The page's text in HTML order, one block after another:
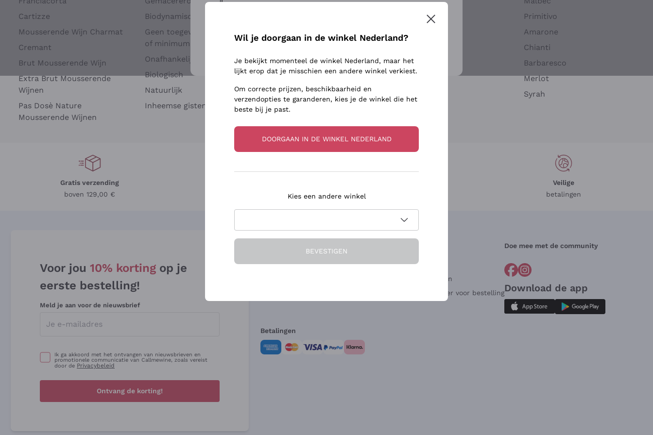
Cartizze
Mousserende Wijn Charmat
Cremant
Brut Mousserende Wijn
Extra Brut Mousserende
Wijnen
Pas Dosè Nature
Mousserende Wijnen
Biodynamisch
Geen toegevoegde sulfieten
of minimum
Onafhankelijke Wijnbouwers
Biologisch
Natuurlijk
Inheemse gisten
Argiolas
Ca' dei Frati
Chardonnay
Sauvignon
Primitivo
Amarone
Chianti
Barbaresco
Merlot
Syrah
Gratis verzending
boven 129,00 €
Veilige
betalingen
Voor jou 10% korting op je
eerste bestelling!
Meld je aan voor de nieuwsbrief
Ik ga akkoord met het ontvangen van nieuwsbrieven en
promotionele communicatie van Callmewine, zoals vereist
door de Privacybeleid
Ontvang de korting!
Over ons
Klantenservice
Verkoopvoorwaarden
Herroepingsformulier voor bestelling
Doe mee met de community
Download de app
Betalingen
Voor meer informatie, lees onzePrivacybeleid
Wil je doorgaan in de winkel Nederland?
Je bekijkt momenteel de winkel Nederland, maar het
lijkt erop dat je misschien een andere winkel verkiest.
Om correcte prijzen, beschikbaarheid en
verzendopties te garanderen, kies je de winkel die het
beste bij je past.
DOORGAAN IN DE WINKEL NEDERLAND
Kies een andere winkel
BEVESTIGEN